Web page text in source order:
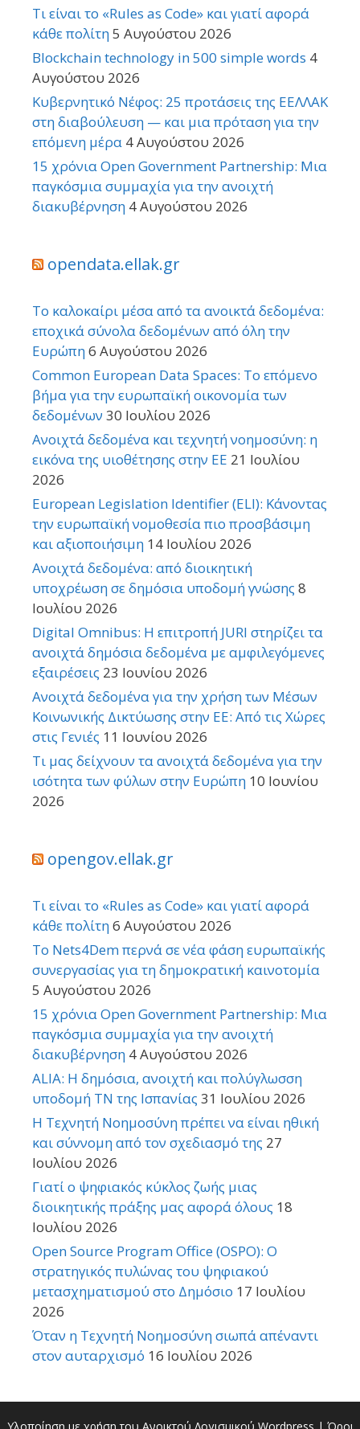
Τι είναι το «Rules as Code» και γιατί αφορά
κάθε πολίτη5 Αυγούστου 2026
Blockchain technology in 500 simple words 4
Αυγούστου 2026
Κυβερνητικό Νέφος: 25 προτάσεις της ΕΕΛΛΑΚ
στη διαβούλευση — και μια πρόταση για την
επόμενη μέρα 4 Αυγούστου 2026
15 χρόνια Open Government Partnership: Μια
παγκόσμια συμμαχία για την ανοιχτή
διακυβέρνηση 4 Αυγούστου 2026
opendata.ellak.gr
Το καλοκαίρι μέσα από τα ανοικτά δεδομένα:
εποχικά σύνολα δεδομένων από όλη την
Ευρώπη6 Αυγούστου 2026
Common European Data Spaces: Το επόμενο
βήμα για την ευρωπαϊκή οικονομία των
δεδομένων 30 Ιουλίου 2026
Ανοιχτά δεδομένα και τεχνητή νοημοσύνη: η
εικόνα της υιοθέτησης στην ΕΕ 21 Ιουλίου
2026
European Legislation Identifier (ELI): Κάνοντας
την ευρωπαϊκή νομοθεσία πιο προσβάσιμη
και αξιοποιήσιμη 14 Ιουλίου 2026
Ανοιχτά δεδομένα: από διοικητική
υποχρέωση σε δημόσια υποδομή γνώσης 8
Ιουλίου 2026
Digital Omnibus: Η επιτροπή JURI στηρίζει τα
ανοιχτά δημόσια δεδομένα με αμφιλεγόμενες
εξαιρέσεις 23 Ιουνίου 2026
Ανοιχτά δεδομένα για την χρήση των Μέσων
Κοινωνικής Δικτύωσης στην ΕΕ: Από τις Χώρες
στις Γενιές 11 Ιουνίου 2026
Τι μας δείχνουν τα ανοιχτά δεδομένα για την
ισότητα των φύλων στην Ευρώπη 10 Ιουνίου
2026
opengov.ellak.gr
Τι είναι το «Rules as Code» και γιατί αφορά
κάθε πολίτη6 Αυγούστου 2026
Το Nets4Dem περνά σε νέα φάση ευρωπαϊκής
συνεργασίας για τη δημοκρατική καινοτομία
5 Αυγούστου 2026
15 χρόνια Open Government Partnership: Μια
παγκόσμια συμμαχία για την ανοιχτή
διακυβέρνηση 4 Αυγούστου 2026
ALIA: Η δημόσια, ανοιχτή και πολύγλωσση
υποδομή ΤΝ της Ισπανίας 31 Ιουλίου 2026
Η Τεχνητή Νοημοσύνη πρέπει να είναι ηθική
και σύννομη από τον σχεδιασμό της 27
Ιουλίου 2026
Γιατί ο ψηφιακός κύκλος ζωής μιας
διοικητικής πράξης μας αφορά όλους 18
Ιουλίου 2026
Open Source Program Office (OSPO): Ο
στρατηγικός πυλώνας του ψηφιακού
μετασχηματισμού στο Δημόσιο 17 Ιουλίου
2026
Όταν η Τεχνητή Νοημοσύνη σιωπά απέναντι
στον αυταρχισμό 16 Ιουλίου 2026